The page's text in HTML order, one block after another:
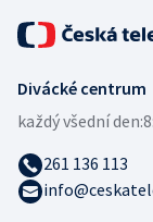
Divácké centrum
každý všední den:
261 136 113